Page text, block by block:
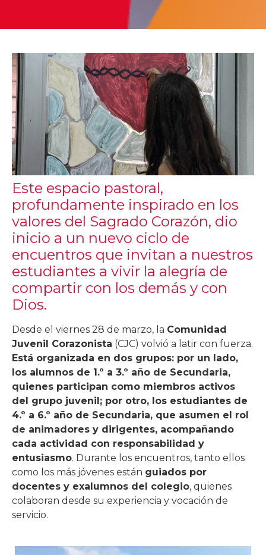
Este espacio pastoral,
profundamente inspirado en los
valores del Sagrado Corazón, dio
inicio a un nuevo ciclo de
encuentros que invitan a nuestros
estudiantes a vivir la alegría de
compartir con los demás y con
Dios.
Desde el viernes 28 de marzo, la Comunidad
Juvenil Corazonista (CJC) volvió a latir con fuerza.
Está organizada en dos grupos: por un lado,
los alumnos de 1.º a 3.º año de Secundaria,
quienes participan como miembros activos
del grupo juvenil; por otro, los estudiantes de
4.º a 6.º año de Secundaria, que asumen el rol
de animadores y dirigentes, acompañando
cada actividad con responsabilidad y
entusiasmo. Durante los encuentros, tanto ellos
como los más jóvenes están guiados por
docentes y exalumnos del colegio, quienes
colaboran desde su experiencia y vocación de
servicio.